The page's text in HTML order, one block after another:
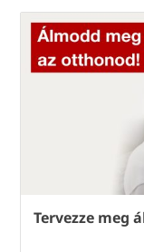
Tervezze meg